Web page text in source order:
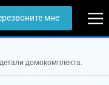
мне
домокомплекта.